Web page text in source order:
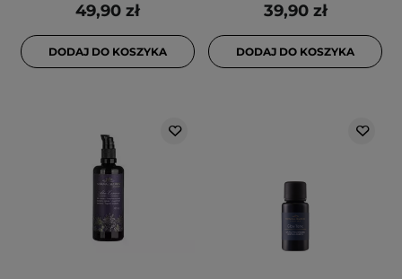
49,90 zł
DODAJ DO KOSZYKA
39,90 zł
DODAJ DO KOSZYKA